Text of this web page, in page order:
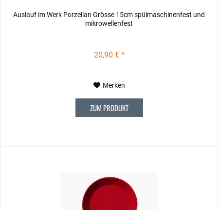
Auslauf im Werk Porzellan Grösse 15cm spülmaschinenfest und
mikrowellenfest
20,90 € *
Merken
ZUM PRODUKT